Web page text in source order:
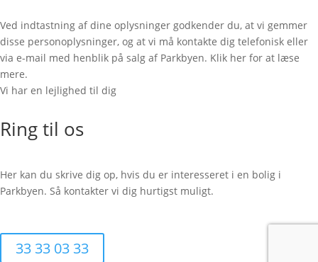
Ved indtastning af dine oplysninger godkender du, at vi gemmer
disse personoplysninger, og at vi må kontakte dig telefonisk eller
via e-mail med henblik på salg af Parkbyen. Klik her for at læse
mere.
Vi har en lejlighed til dig
Ring til os
Her kan du skrive dig op, hvis du er interesseret i en bolig i
Parkbyen. Så kontakter vi dig hurtigst muligt.
33 33 03 33